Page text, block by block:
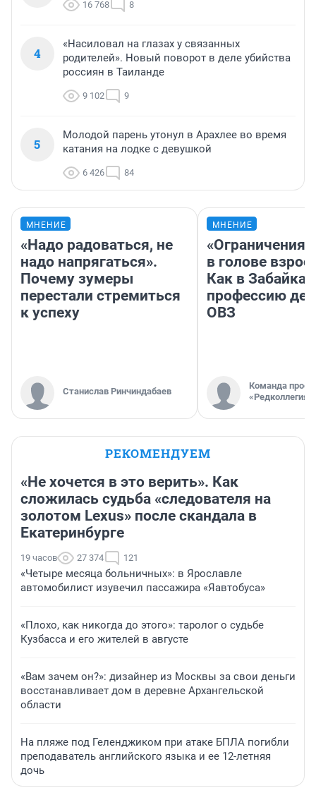
16 768 8
4
«Насиловал на глазах у связанных
родителей». Новый поворот в деле убийства
россиян в Таиланде
9 102 9
5
Молодой парень утонул в Арахлее во время
катания на лодке с девушкой
6 426 84
МНЕНИЕ
«Надо радоваться, не
надо напрягаться».
Почему зумеры
перестали стремиться
к успеху
Станислав Ринчиндабаев
МНЕНИЕ
«Ограничения
в голове
Как в
профессию
ОВЗ
Команда
«Редколлегия»
РЕКОМЕНДУЕМ
«Не хочется в это верить». Как
сложилась судьба «следователя на
золотом Lexus» после скандала в
Екатеринбурге
19 часов 27 374 121
«Четыре месяца больничных»: в Ярославле
автомобилист изувечил пассажира «Яавтобуса»
«Плохо, как никогда до этого»: таролог о судьбе
Кузбасса и его жителей в августе
«Вам зачем он?»: дизайнер из Москвы за свои деньги
восстанавливает дом в деревне Архангельской
области
На пляже под Геленджиком при атаке БПЛА погибли
преподаватель английского языка и ее 12-летняя
дочь